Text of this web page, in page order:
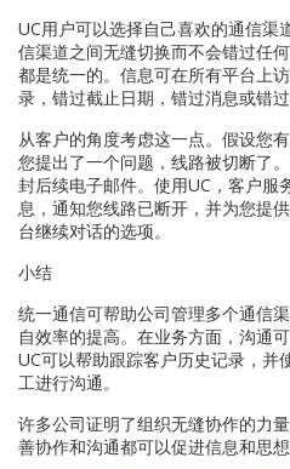
UC用户可以选择自己喜欢的通信渠
信渠道之间无缝切换而不会错过任
都是统一的。信息可在所有平台上
录，错过截止日期，错过消息或错过
从客户的角度考虑这一点。假设您
您提出了一个问题，线路被切断了
封后续电子邮件。使用UC，客户服
息，通知您线路已断开，并为您提
台继续对话的选项。
小结
统一通信可帮助公司管理多个通信
自效率的提高。在业务方面，沟通
UC可以帮助跟踪客户历史记录，并
工进行沟通。
许多公司证明了组织无缝协作的力
善协作和沟通都可以促进信息和思